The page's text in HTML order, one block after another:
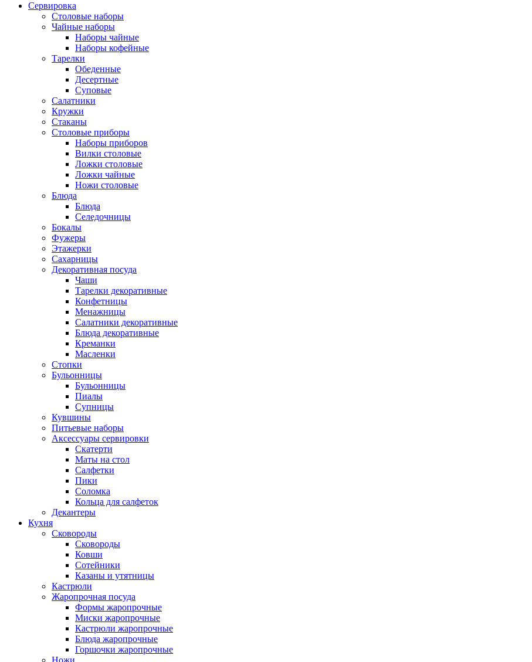
Сервировка
Столовые наборы
Чайные наборы
Наборы чайные
Наборы кофейные
Тарелки
Обеденные
Десертные
Суповые
Салатники
Кружки
Стаканы
Столовые приборы
Наборы приборов
Вилки столовые
Ложки столовые
Ложки чайные
Ножи столовые
Блюда
Блюда
Селедочницы
Бокалы
Фужеры
Этажерки
Сахарницы
Декоративная посуда
Чаши
Тарелки декоративные
Конфетницы
Менажницы
Салатники декоративные
Блюда декоративные
Креманки
Масленки
Стопки
Бульонницы
Бульонницы
Пиалы
Супницы
Кувшины
Питьевые наборы
Аксессуары сервировки
Скатерти
Маты на стол
Салфетки
Пики
Соломка
Кольца для салфеток
Декантеры
Кухня
Сковороды
Сковороды
Ковши
Сотейники
Казаны и утятницы
Кастрюли
Жаропрочная посуда
Формы жаропрочные
Миски жаропрочные
Кастрюли жаропрочные
Блюда жаропрочные
Горшочки жаропрочные
Ножи